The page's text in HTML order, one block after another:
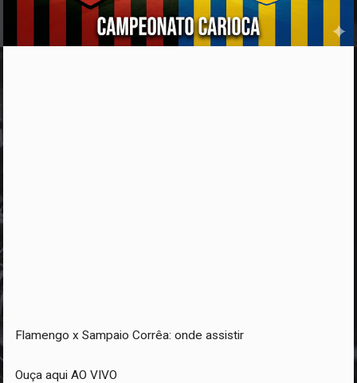
Flamengo x Sampaio Corrêa: onde assistir
Ouça aqui AO VIVO